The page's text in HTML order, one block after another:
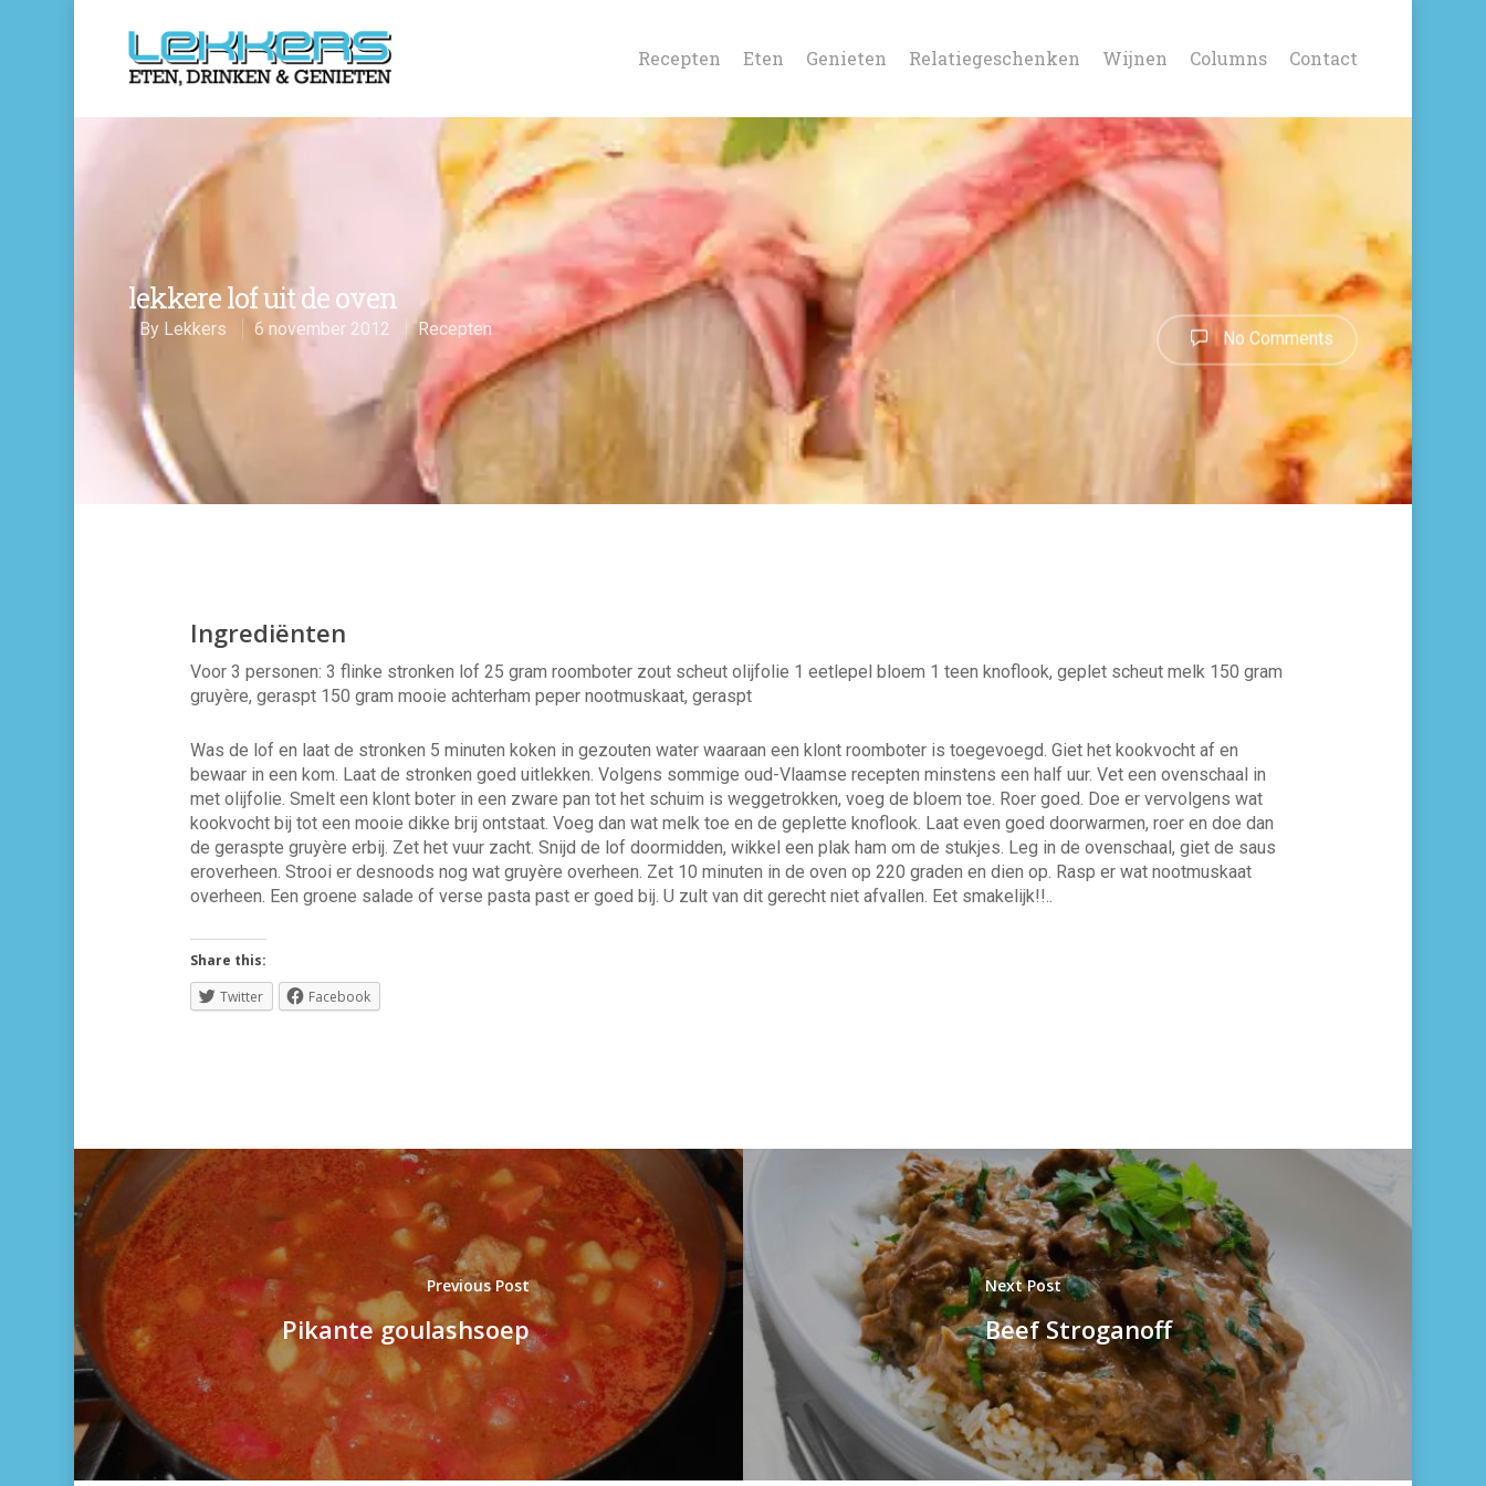
Recepten Eten Genieten Relatiegeschenken Wijnen Columns Contact
lekkere lof uit de oven
By Lekkers 6 november 2012 Recepten
No Comments
Ingrediënten
Voor 3 personen: 3 flinke stronken lof 25 gram roomboter zout scheut olijfolie 1 eetlepel bloem 1 teen knoflook, geplet scheut melk 150 gram
gruyère, geraspt 150 gram mooie achterham peper nootmuskaat, geraspt
Was de lof en laat de stronken 5 minuten koken in gezouten water waaraan een klont roomboter is toegevoegd. Giet het kookvocht af en
bewaar in een kom. Laat de stronken goed uitlekken. Volgens sommige oud-Vlaamse recepten minstens een half uur. Vet een ovenschaal in
met olijfolie. Smelt een klont boter in een zware pan tot het schuim is weggetrokken, voeg de bloem toe. Roer goed. Doe er vervolgens wat
kookvocht bij tot een mooie dikke brij ontstaat. Voeg dan wat melk toe en de geplette knoflook. Laat even goed doorwarmen, roer en doe dan
de geraspte gruyère erbij. Zet het vuur zacht. Snijd de lof doormidden, wikkel een plak ham om de stukjes. Leg in de ovenschaal, giet de saus
eroverheen. Strooi er desnoods nog wat gruyère overheen. Zet 10 minuten in de oven op 220 graden en dien op. Rasp er wat nootmuskaat
overheen. Een groene salade of verse pasta past er goed bij. U zult van dit gerecht niet afvallen. Eet smakelijk!!..
Share this:
Twitter
Facebook
Previous Post
Pikante goulashsoep
Next Post
Beef Stroganoff